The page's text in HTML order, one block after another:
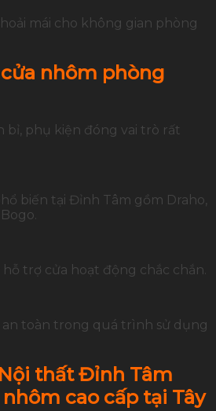
mái cho không gian phòng
nhôm phòng
bỉ, phụ kiện đóng vai trò rất
biến tại Đỉnh Tâm gồm Draho,
trợ cửa hoạt động chắc chắn.
an toàn trong quá trình sử dụng
thất Đỉnh Tâm
cao cấp tại Tây